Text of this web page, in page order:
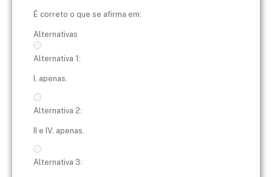
É correto o que se afirma em:
Alternativas
Alternativa 1:
I, apenas.
Alternativa 2:
II e IV, apenas.
Alternativa 3: